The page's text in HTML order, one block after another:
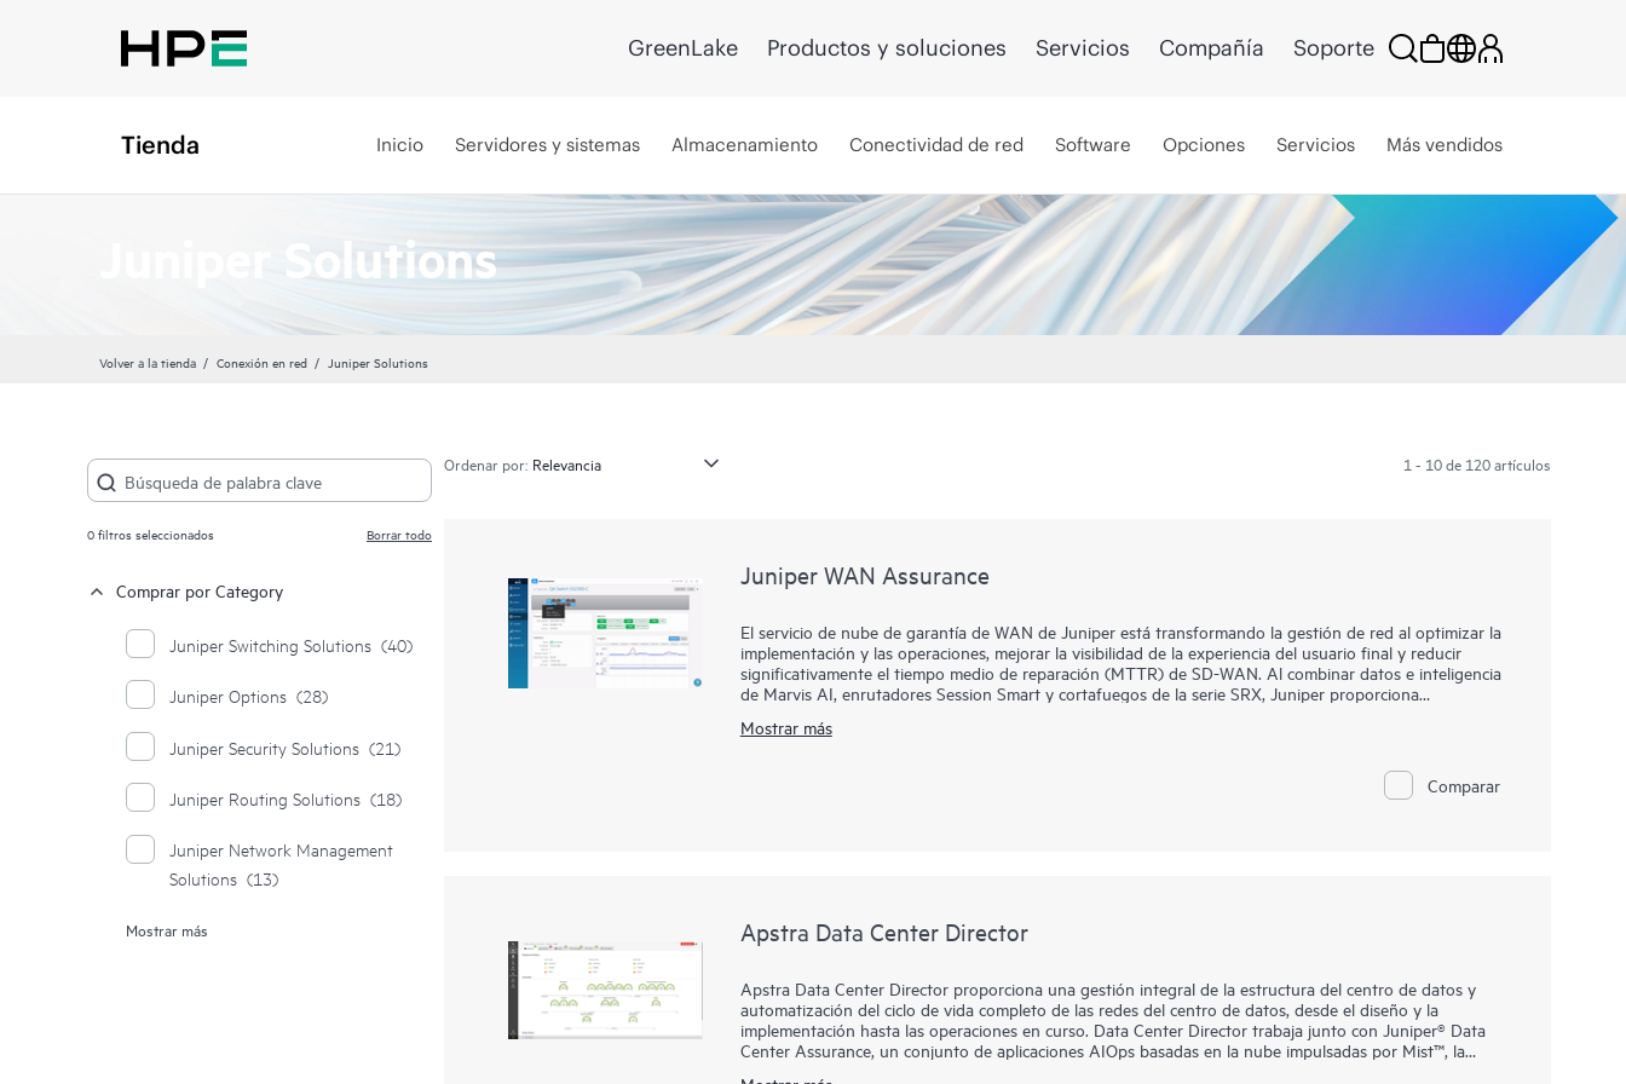
GreenLake Productos y soluciones Servicios Compañía Soporte
Tienda Inicio Servidores y sistemas Almacenamiento Conectividad de red Software Opciones Servicios Más vendidos
Juniper Solutions
Volver a la tienda Conexión en red Juniper Solutions
0filtros seleccionados Borrar todo
Comprar por Category
Juniper Switching Solutions (40)
Juniper Options (28)
Juniper Security Solutions (21)
Juniper Routing Solutions (18)
Juniper Network Management
Solutions (13)
Mostrar más
Ordenar por: 1 - 10 de 120 artículos
Juniper WAN Assurance
El servicio de nube de garantía de WAN de Juniper está transformando la gestión de red al optimizar la
implementación y las operaciones, mejorar la visibilidad de la experiencia del usuario final y reducir
significativamente el tiempo medio de reparación (MTTR) de SD-WAN. Al combinar datos e inteligencia
de Marvis AI, enrutadores Session Smart y cortafuegos de la serie SRX, Juniper proporciona
y aplicación en sucursales y ubicaciones remotas.
Además, Juniper Security Assurance le permite aprovechar la reconocida eficacia de seguridad de
Juniper a través de una interfaz de usuario intuitiva. El servicio ofrece controles de políticas sencillos y
Mostrar más
Comparar
Apstra Data Center Director
Apstra Data Center Director proporciona una gestión integral de la estructura del centro de datos y
automatización del ciclo de vida completo de las redes del centro de datos, desde el diseño y la
implementación hasta las operaciones en curso. Data Center Director trabaja junto con Juniper® Data
Center Assurance, un conjunto de aplicaciones AIOps basadas en la nube impulsadas por Mist™, la